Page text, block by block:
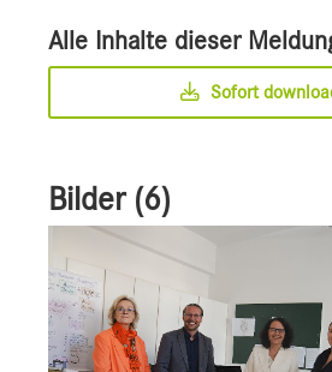
Alle Inhalte dieser
Sofort
Bilder (6)